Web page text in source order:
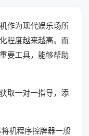
作为现代娱乐场所
程度越来越高。而
要工具，能够帮助
取一对一指导，添
机程序控牌器一般